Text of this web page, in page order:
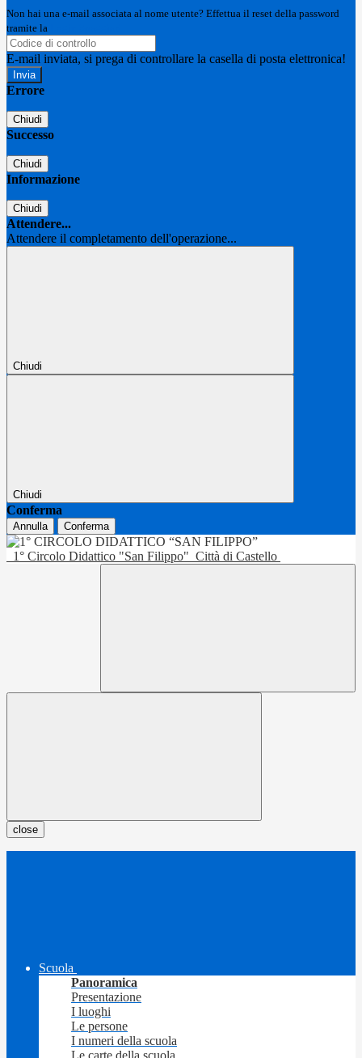
Non hai una e-mail associata al nome utente? Effettua il reset della password
tramite la
E-mail inviata, si prega di controllare la casella di posta elettronica!
Errore
Chiudi
Successo
Chiudi
Informazione
Chiudi
Attendere...
Attendere il completamento dell'operazione...
Chiudi
Chiudi
Conferma
Annulla Conferma
1° Circolo Didattico "San Filippo" Città di Castello
close
Scuola
Panoramica
Presentazione
I luoghi
Le persone
I numeri della scuola